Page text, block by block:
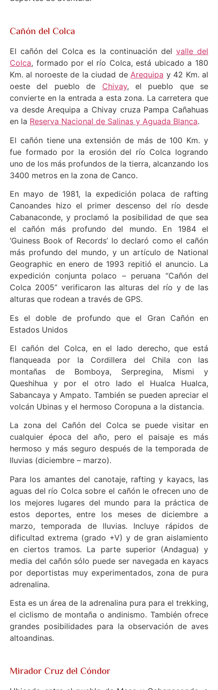
Cañón del Colca
El cañón del Colca es la continuación del valle del
Colca, formado por el río Colca, está ubicado a 180
Km. al noroeste de la ciudad deArequipa y 42 Km. al
oeste del pueblo de Chivay, el pueblo que se
convierte en la entrada a esta zona. La carretera que
va desde Arequipa a Chivay cruza Pampa Cañahuas
en la Reserva Nacional de Salinas y Aguada Blanca.
El cañón tiene una extensión de más de 100 Km. y
fue formado por la erosión del río Colca logrando
uno de los más profundos de la tierra, alcanzando los
3400 metros en la zona de Canco.
En mayo de 1981, la expedición polaca de rafting
Canoandes hizo el primer descenso del río desde
Cabanaconde, y proclamó la posibilidad de que sea
el cañón más profundo del mundo. En 1984 el
‘Guiness Book of Records’ lo declaró como el cañón
más profundo del mundo, y un artículo de National
Geographic en enero de 1993 repitió el anuncio. La
expedición conjunta polaco – peruana “Cañón del
Colca 2005” verificaron las alturas del río y de las
alturas que rodean a través de GPS.
Es el doble de profundo que el Gran Cañón en
Estados Unidos
El cañón del Colca, en el lado derecho, que está
flanqueada por la Cordillera del Chila con las
montañas de Bomboya, Serpregina, Mismi y
Queshihua y por el otro lado el Hualca Hualca,
Sabancaya y Ampato. También se pueden apreciar el
volcán Ubinas y el hermoso Coropuna a la distancia.
La zona del Cañón del Colca se puede visitar en
cualquier época del año, pero el paisaje es más
hermoso y más seguro después de la temporada de
lluvias (diciembre – marzo).
Para los amantes del canotaje, rafting y kayacs, las
aguas del río Colca sobre el cañón le ofrecen uno de
los mejores lugares del mundo para la práctica de
estos deportes, entre los meses de diciembre a
marzo, temporada de lluvias. Incluye rápidos de
dificultad extrema (grado +V) y de gran aislamiento
en ciertos tramos. La parte superior (Andagua) y
media del cañón sólo puede ser navegada en kayacs
por deportistas muy experimentados, zona de pura
adrenalina.
Esta es un área de la adrenalina pura para el trekking,
el ciclismo de montaña o andinismo. También ofrece
grandes posibilidades para la observación de aves
altoandinas.
Mirador Cruz del Cóndor